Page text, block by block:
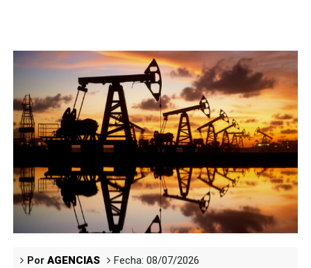
Por AGENCIAS
Fecha: 08/07/2026